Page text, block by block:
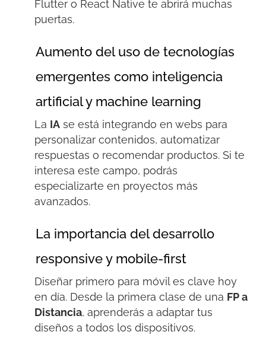
Fluttero ReactNative te abrirá muchas
puertas.
Aumento del uso de tecnologías
emergentes como inteligencia
artificial y machine learning
La IAse está integrando en webs para
personalizar contenidos, automatizar
respuestas o recomendar productos. Si te
interesa este campo, podrás
especializarte en proyectos más
avanzados.
La importancia del desarrollo
responsive y mobile-first
Diseñar primero para móvil es clave hoy
en día. Desde la primera clase de una FP a
Distancia, aprenderás a adaptar tus
diseños a todos los dispositivos.